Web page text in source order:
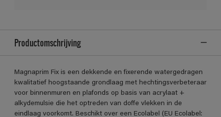
Productomschrijving
Magnaprim Fix is een dekkende en fixerende watergedragen
kwalitatief hoogstaande grondlaag met hechtingsverbeteraar
voor binnenmuren en plafonds op basis van acrylaat +
alkydemulsie die het optreden van doffe vlekken in de
eindlaag voorkomt. Beschikt over een Ecolabel (EU Ecolabel: